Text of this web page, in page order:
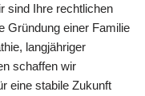
sind Ihre rechtlichen
Gründung einer Familie
langjähriger
schaffen wir
eine stabile Zukunft